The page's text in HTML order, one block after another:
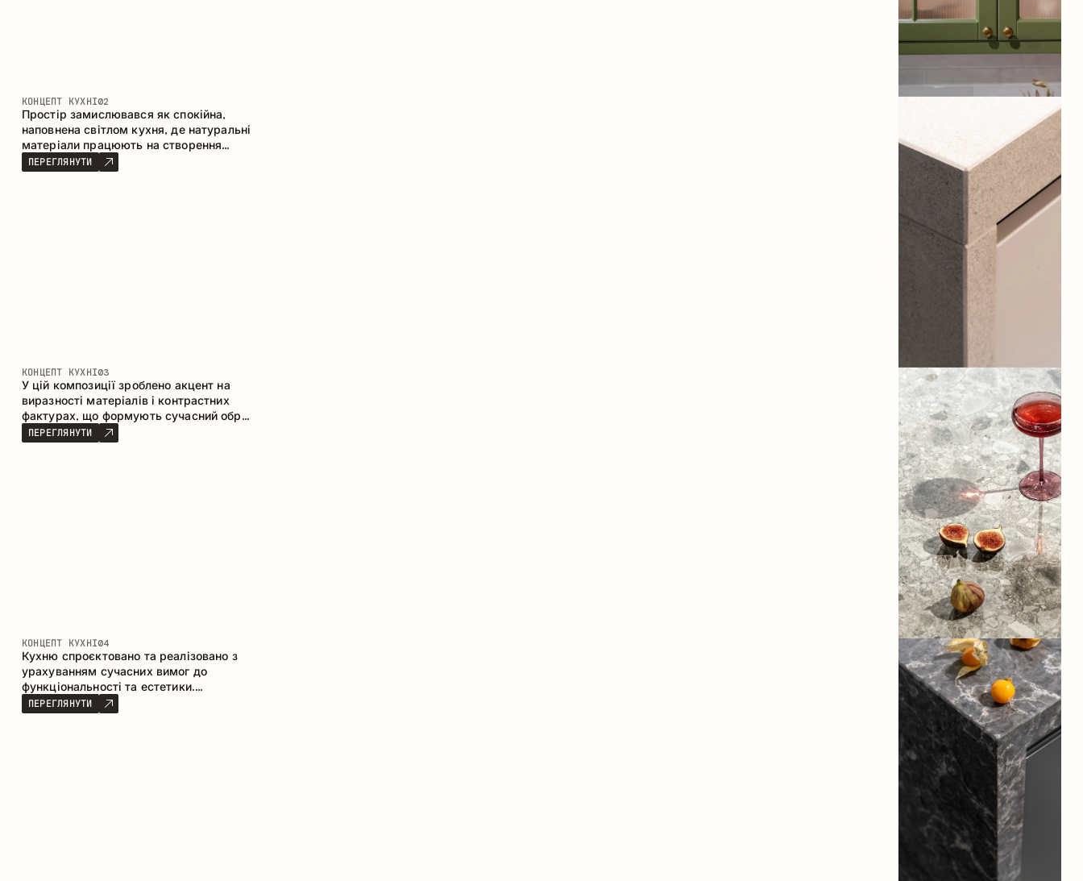
КОНЦЕПТ КУХНІ02
Простір замислювався як спокійна,
наповнена світлом кухня, де натуральні
матеріали працюють на створення
відчуття тепла, рівноваги та візуальної
легкості. Безпрограшне поєднання
ПЕРЕГЛЯНУТИ
КОНЦЕПТ КУХНІ03
У цій композиції зроблено акцент на
виразності матеріалів і контрастних
фактурах, що формують сучасний образ
кухонного простору. Темне обвуглене
дерево, метал і керамограніт формують
ПЕРЕГЛЯНУТИ
КОНЦЕПТ КУХНІ04
Кухню спроєктовано та реалізовано з
урахуванням сучасних вимог до
функціональності та естетики.
Поєднання текстур формує стриманий
та збалансований інтер’єр.
ПЕРЕГЛЯНУТИ